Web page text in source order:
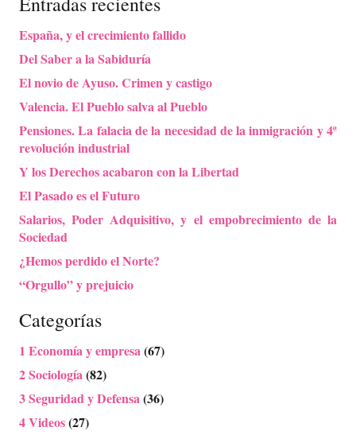
España, y el crecimiento fallido
Del Saber a la Sabiduría
El novio de Ayuso. Crimen y castigo
Valencia. El Pueblo salva al Pueblo
Pensiones. La falacia de la necesidad de la inmigración y 4ª
revolución industrial
Y los Derechos acabaron con la Libertad
El Pasado es el Futuro
Salarios, Poder Adquisitivo, y el empobrecimiento de la
Sociedad
¿Hemos perdido el Norte?
“Orgullo” y prejuicio
Categorías
1 Economía y empresa(67)
2 Sociología(82)
3 Seguridad y Defensa(36)
4 Videos(27)